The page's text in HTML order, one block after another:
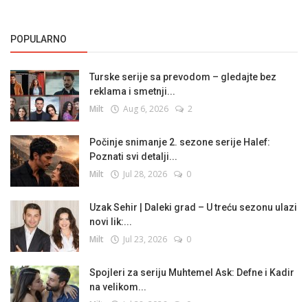
POPULARNO
Turske serije sa prevodom – gledajte bez
reklama i smetnji...
Milt Aug 6, 2026 2
Počinje snimanje 2. sezone serije Halef:
Poznati svi detalji...
Milt Jul 28, 2026 0
Uzak Sehir | Daleki grad – U treću sezonu ulazi
novi lik:...
Milt Jul 23, 2026 0
Spojleri za seriju Muhtemel Ask: Defne i Kadir
na velikom...